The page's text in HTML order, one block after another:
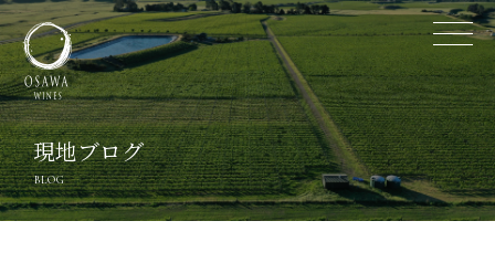
現地ブログ
BLOG